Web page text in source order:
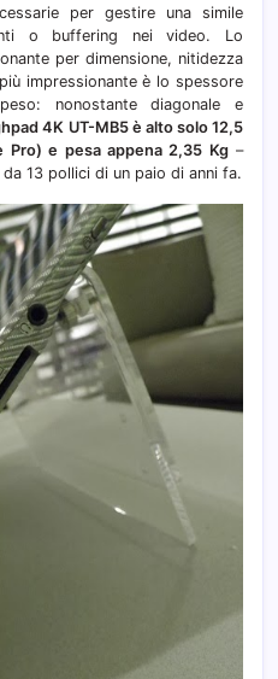
per gestire una simile
o buffering nei video. Lo
per dimensione, nitidezza
impressionante è lo spessore
nonostante diagonale e
4K UT-MB5 è alto solo 12,5
Pro) e pesa appena 2,35 Kg–
13 pollici di un paio di anni fa.